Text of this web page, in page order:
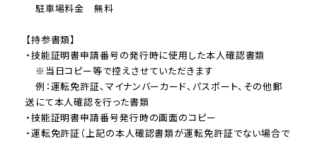
駐車場料金 無料
【持参書類】
・技能証明書申請番号の発行時に使用した本人確認書類
※当日コピー等で控えさせていただきます
例：運転免許証、マイナンバーカード、パスポート、その他郵
送にて本人確認を行った書類
・技能証明書申請番号発行時の画面のコピー
・運転免許証（上記の本人確認書類が運転免許証でない場合で